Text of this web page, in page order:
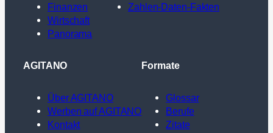
Finanzen
Wirtschaft
Panorama
Zahlen-Daten-Fakten
AGITANO
Über AGITANO
Werben auf AGITANO
Kontakt
Formate
Glossar
Berufe
Zitate